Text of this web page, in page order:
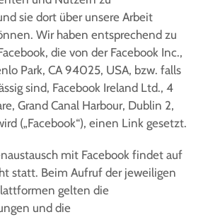
sie dort über unsere Arbeit
Wir haben entsprechend zu
die von der Facebook Inc.,
Park, CA 94025, USA, bzw. falls
sind, Facebook Ireland Ltd., 4
Grand Canal Harbour, Dublin 2,
(„Facebook“), einen Link gesetzt.
mit Facebook findet auf
statt. Beim Aufruf der jeweiligen
gelten die
und die